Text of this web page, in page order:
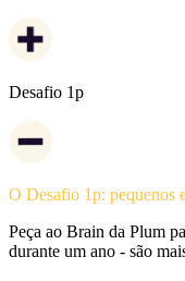
Desafio 1p
O Desafio 1p: pequenos
Peça ao Brain da Plum
durante um ano - são